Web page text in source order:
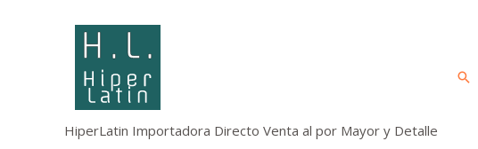
HiperLatin Importadora Directo Venta al por Mayor y Detalle